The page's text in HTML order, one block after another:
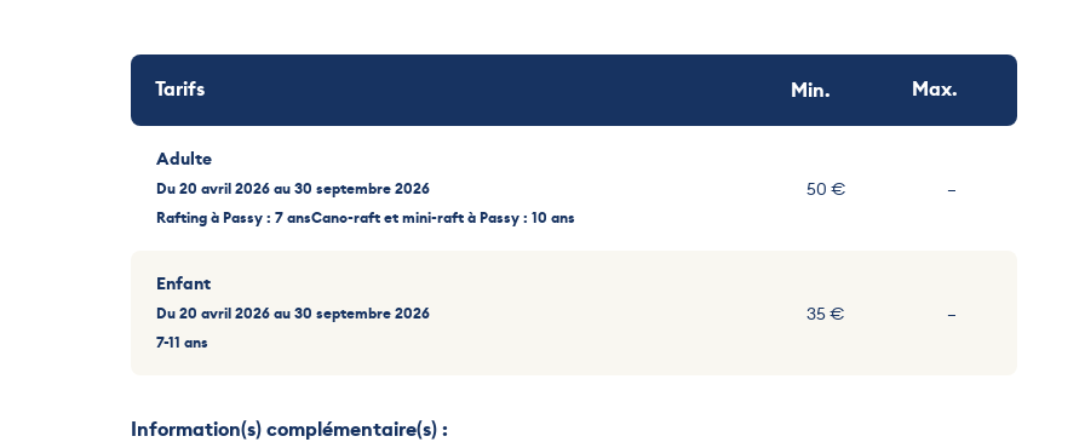
Tarifs Min. Max.
Adulte
Du 20 avril 2026 au 30 septembre 2026
Rafting à Passy : 7 ansCano-raft et mini-raft à Passy : 10 ans
50 € –
Enfant
Du 20 avril 2026 au 30 septembre 2026
7-11 ans
35 € –
Information(s) complémentaire(s) :